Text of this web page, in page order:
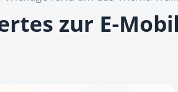
zur E-